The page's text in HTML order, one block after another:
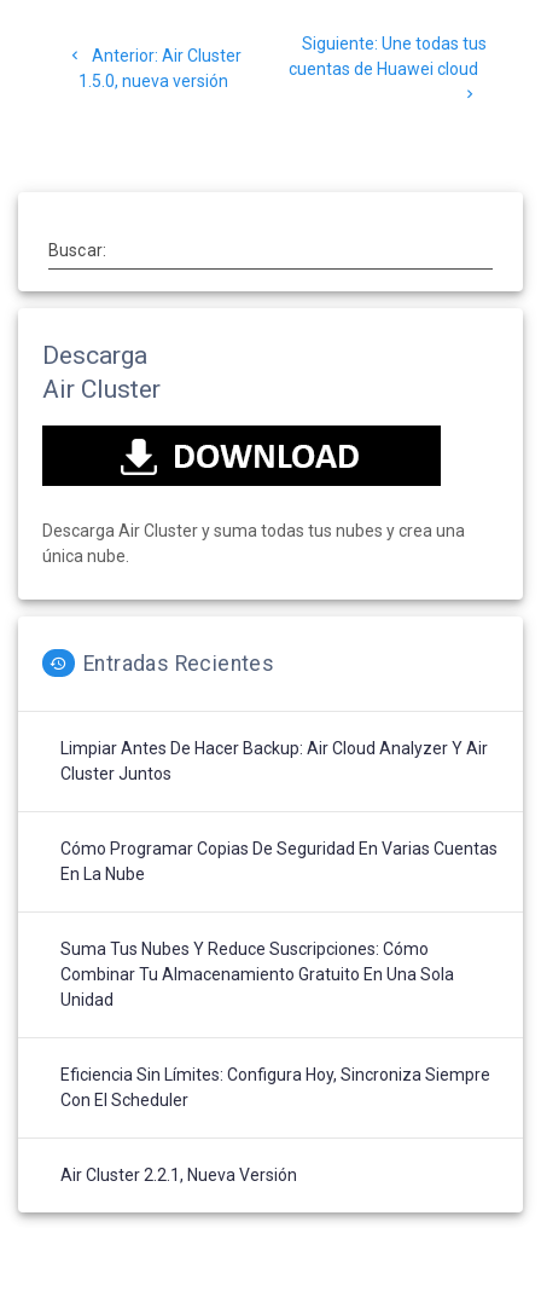
Anterior: Air Cluster
1.5.0, nueva versión
Siguiente: Une todas tus
cuentas de Huawei cloud
Buscar:
Descarga
Air Cluster
Descarga Air Cluster y suma todas tus nubes y crea una
única nube.
Entradas Recientes
Limpiar Antes De Hacer Backup: Air Cloud Analyzer Y Air
Cluster Juntos
Cómo Programar Copias De Seguridad En Varias Cuentas
En La Nube
Suma Tus Nubes Y Reduce Suscripciones: Cómo
Combinar Tu Almacenamiento Gratuito En Una Sola
Unidad
Eficiencia Sin Límites: Configura Hoy, Sincroniza Siempre
Con El Scheduler
Air Cluster 2.2.1, Nueva Versión